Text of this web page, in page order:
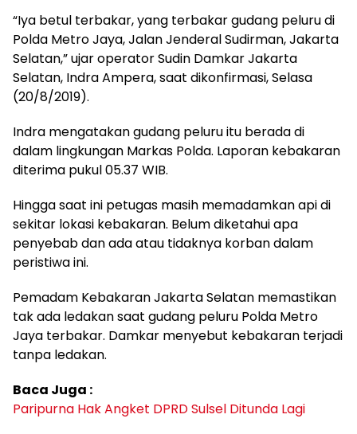
“Iya betul terbakar, yang terbakar gudang peluru di
Polda Metro Jaya, Jalan Jenderal Sudirman, Jakarta
Selatan,” ujar operator Sudin Damkar Jakarta
Selatan, Indra Ampera, saat dikonfirmasi, Selasa
(20/8/2019).
Indra mengatakan gudang peluru itu berada di
dalam lingkungan Markas Polda. Laporan kebakaran
diterima pukul 05.37 WIB.
Hingga saat ini petugas masih memadamkan api di
sekitar lokasi kebakaran. Belum diketahui apa
penyebab dan ada atau tidaknya korban dalam
peristiwa ini.
Pemadam Kebakaran Jakarta Selatan memastikan
tak ada ledakan saat gudang peluru Polda Metro
Jaya terbakar. Damkar menyebut kebakaran terjadi
tanpa ledakan.
Baca Juga :
Paripurna Hak Angket DPRD Sulsel Ditunda Lagi